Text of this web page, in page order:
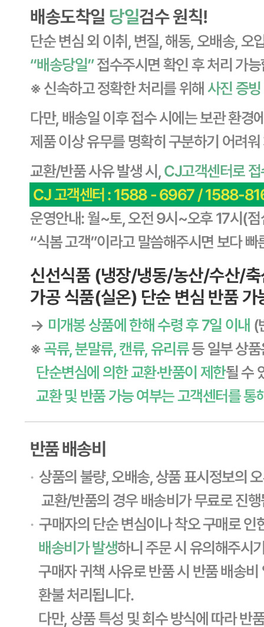
... 🛒 🛒 🛒
판매자 정보
판매자 상호
사업장 소재지
경기 용인시 기흥구 기곡로 32 (하갈동, 제일제당수원물류센
타) 씨제이프레시웨이
1588-6967
등록번호
603-81-11270
신고번호
제2011-용인기흥-00129호
상품 고시 정보